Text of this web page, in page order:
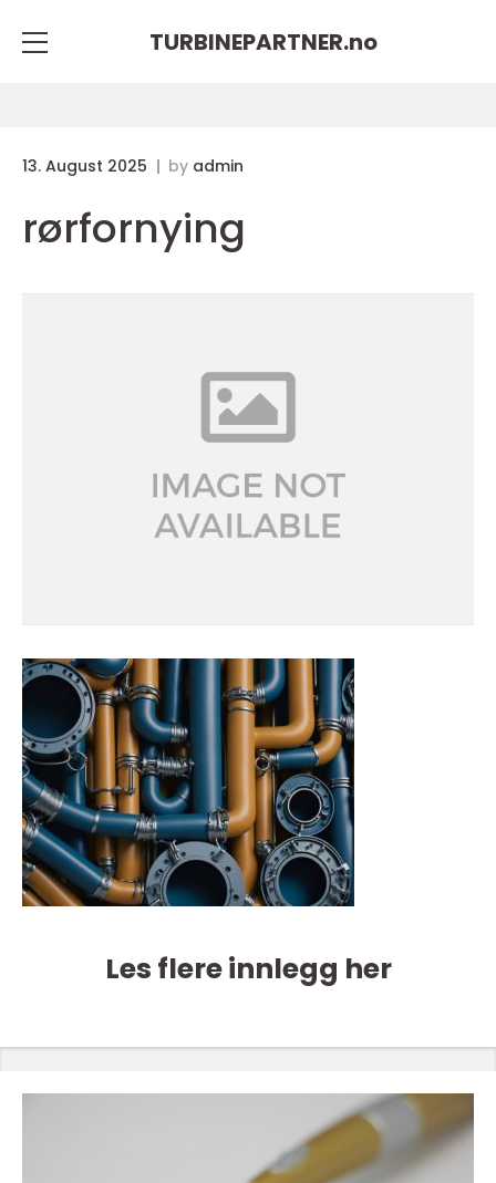
TURBINEPARTNER.no
13. August 2025 by admin
rørfornying
Les flere innlegg her